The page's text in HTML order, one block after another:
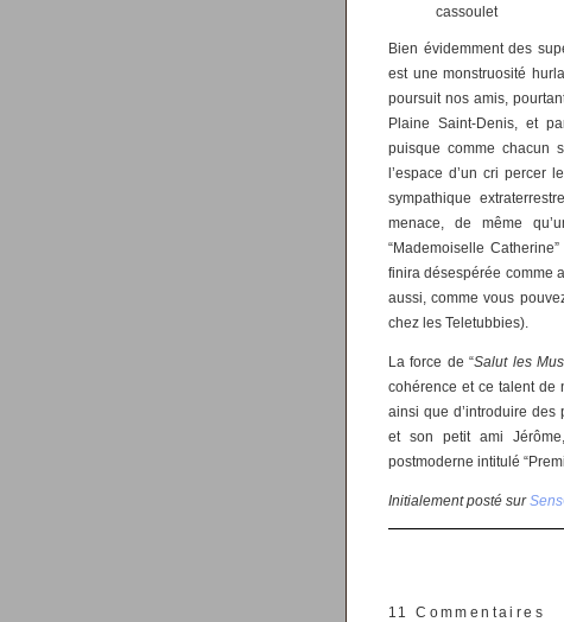
cassoulet
Bien évidemment des
est une monstruosité
poursuit nos amis,
Plaine Saint-Denis, et
puisque comme chacun
l’espace d’un cri percer
sympathique
menace, de même
“Mademoiselle
finira désespérée comme
aussi, comme vous
chez les Teletubbies).
La force de “Salut les
cohérence et ce talent de
ainsi que d’introduire des
et son petit ami
postmoderne intitulé
Initialement posté sur
11 Commentaires